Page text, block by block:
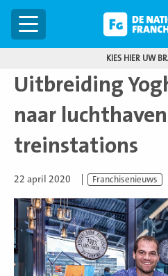
Menu
KIES HIER UW
Uitbreiding
naar
treinstations
22 april 2020 Franchisenieuws